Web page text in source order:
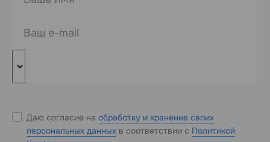
Даю согласие на обработку и хранение своих
персональных данных в соответствии с Политикой